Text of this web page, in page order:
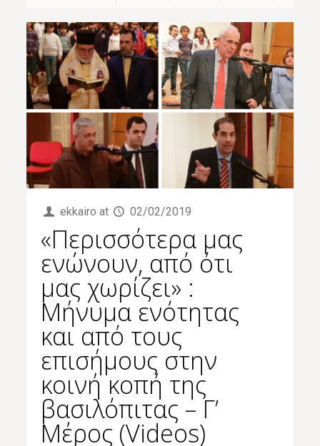
ekkairo at 02/02/2019
«Περισσότερα μας
ενώνουν, από ότι
μας χωρίζει» :
Μήνυμα ενότητας
και από τους
επισήμους στην
κοινή κοπή της
βασιλόπιτας – Γ’
Μέρος (Videos)